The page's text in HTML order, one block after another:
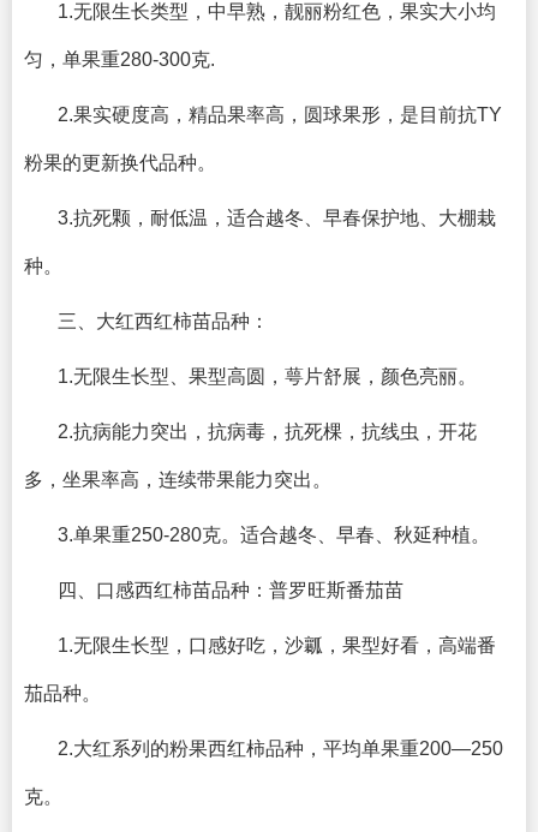
1.无限生长类型，中早熟，靓丽粉红色，果实大小均
匀，单果重280-300克.
2.果实硬度高，精品果率高，圆球果形，是目前抗TY
粉果的更新换代品种。
3.抗死颗，耐低温，适合越冬、早春保护地、大棚栽
种。
三、大红西红柿苗品种：
1.无限生长型、果型高圆，萼片舒展，颜色亮丽。
2.抗病能力突出，抗病毒，抗死棵，抗线虫，开花
多，坐果率高，连续带果能力突出。
3.单果重250-280克。适合越冬、早春、秋延种植。
四、口感西红柿苗品种：普罗旺斯番茄苗
1.无限生长型，口感好吃，沙瓤，果型好看，高端番
茄品种。
2.大红系列的粉果西红柿品种，平均单果重200—250
克。